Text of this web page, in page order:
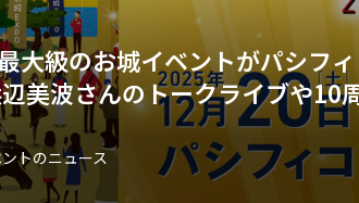
級のお城イベントがパシフ
美波さんのトークライブや10
トのニュース